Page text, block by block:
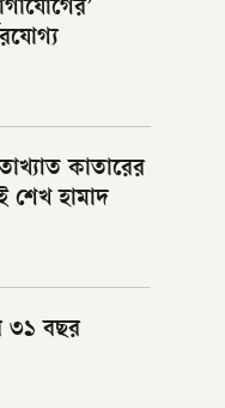
কাতারের
হামাদ
৩১ বছর